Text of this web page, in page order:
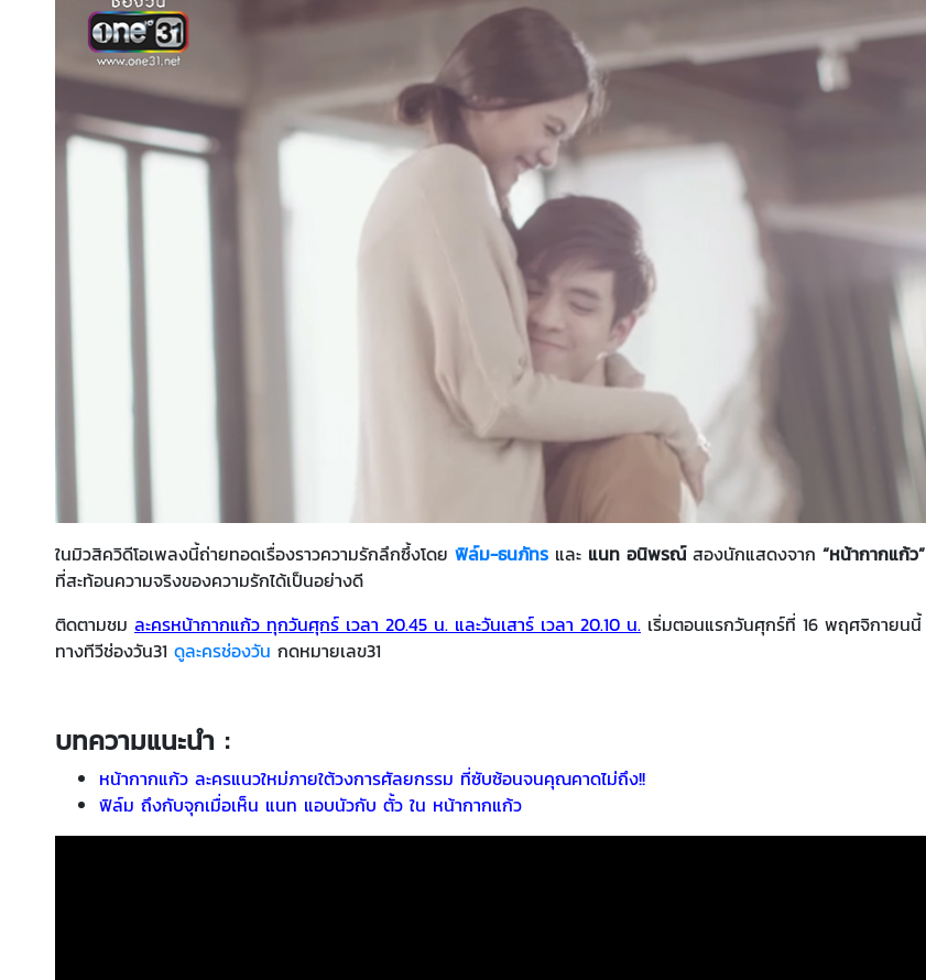
ในมิวสิควิดีโอเพลงนี้ถ่ายทอดเรื่องราวความรักลึกซึ้งโดย ฟิล์ม-ธนภัทร และ แนท อนิพรณ์ สองนักแสดงจาก “หน้ากากแก้ว”
ที่สะท้อนความจริงของความรักได้เป็นอย่างดี
ติดตามชม ละครหน้ากากแก้ว ทุกวันศุกร์ เวลา 20.45 น. และวันเสาร์ เวลา 20.10 น. เริ่มตอนแรกวันศุกร์ที่ 16 พฤศจิกายนนี้
ทางทีวีช่องวัน31 ดูละครช่องวัน กดหมายเลข31
บทความแนะนำ :
หน้ากากแก้ว ละครแนวใหม่ภายใต้วงการศัลยกรรม ที่ซับซ้อนจนคุณคาดไม่ถึง!!
ฟิล์ม ถึงกับจุกเมื่อเห็น แนท แอบนัวกับ ตั้ว ใน หน้ากากแก้ว